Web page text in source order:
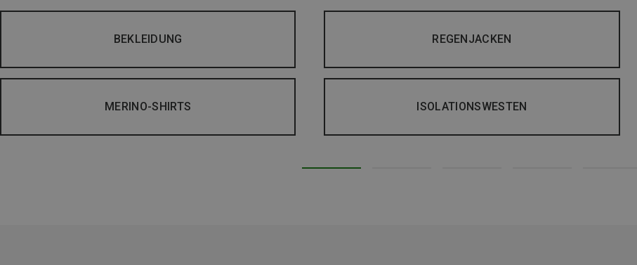
BEKLEIDUNG REGENJACKEN
MERINO-SHIRTS ISOLATIONSWESTEN